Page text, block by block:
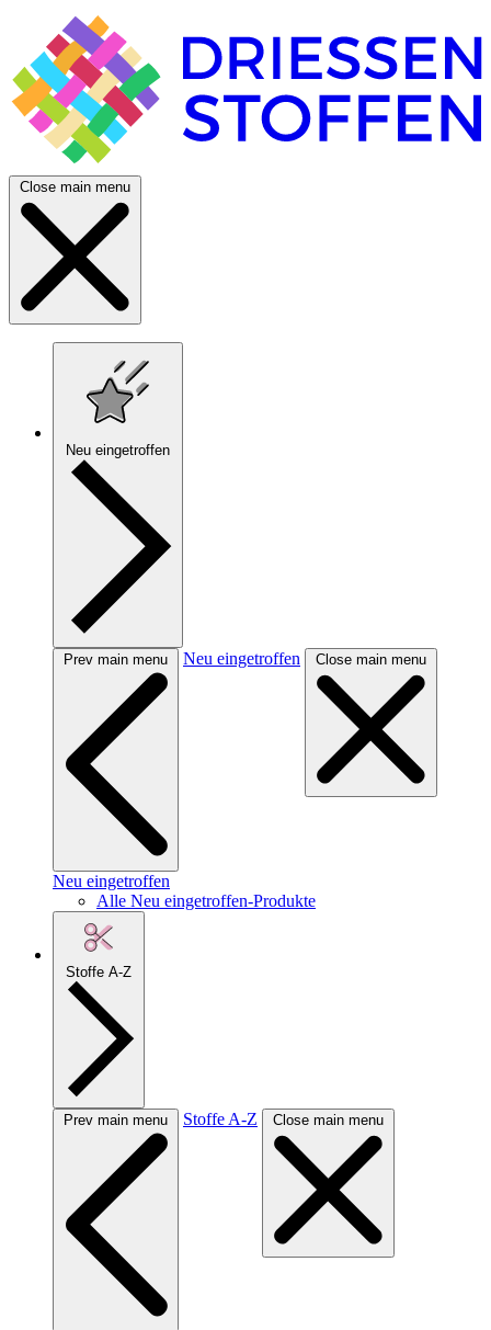
Close main menu
Neu eingetroffen
Prev main menu Neu eingetroffen Close main menu
Neu eingetroffen
Alle Neu eingetroffen-Produkte
Stoffe A-Z
Prev main menu Stoffe A-Z Close main menu